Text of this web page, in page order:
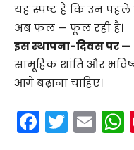
यह स्पष्ट है कि उन पहले
अब फल — फूल रही है।
इस स्थापना-दिवस पर —
सामूहिक शांति और
आगे बढ़ाना चाहिए।
F T E